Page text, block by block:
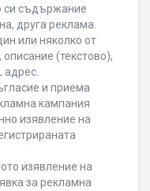
си съдържание
друга реклама.
или няколко от
(текстово),
адрес.
и приема
кампания
изявление на
изявление на
за рекламна